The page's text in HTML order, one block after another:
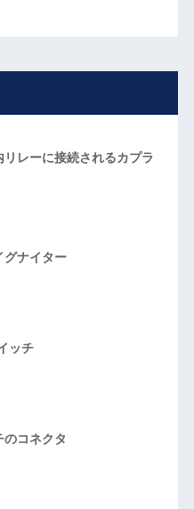
レーに接続されるカプラ
グナイター
ッチ
のコネクタ